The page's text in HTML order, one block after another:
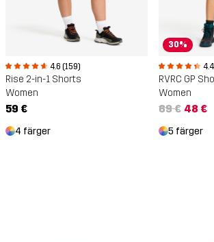
4.6 (159)
Rise 2-in-1 Shorts
Women
59 €
4 färger
30%
RVRC GP
Women
69 € 48 €
5 färger